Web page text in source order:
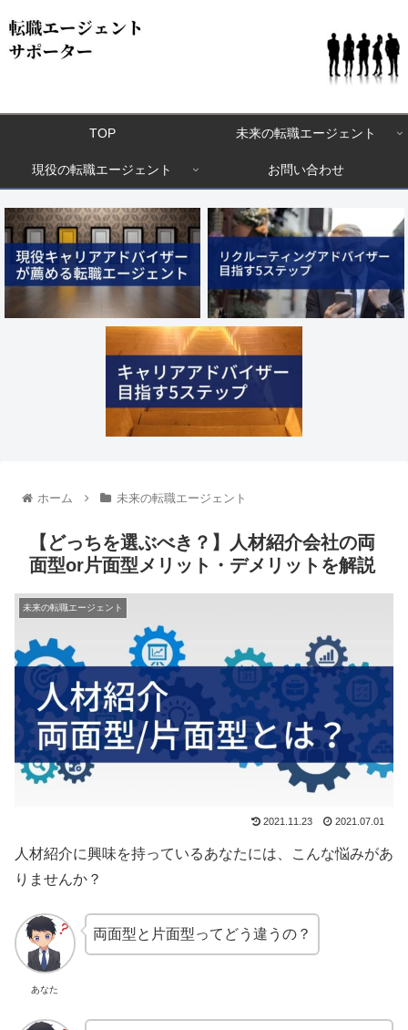
TOP 未来の転職エージェント
現役の転職エージェント お問い合わせ
ホーム 未来の転職エージェント
【どっちを選ぶべき？】人材紹介会社の両
面型or片面型メリット・デメリットを解説
未来の転職エージェント
2021.11.23 2021.07.01
人材紹介に興味を持っているあなたには、こんな悩みがあ
りませんか？
あなた
両面型と片面型ってどう違うの？